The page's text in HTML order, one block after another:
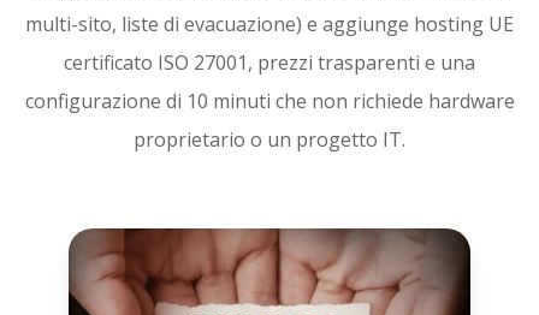
multi-sito, liste di evacuazione) e aggiunge hosting UE
certificato ISO 27001, prezzi trasparenti e una
configurazione di 10 minuti che non richiede hardware
proprietario o un progetto IT.